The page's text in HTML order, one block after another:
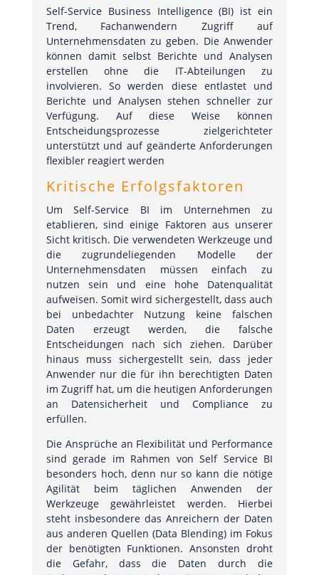
Self-Service Business Intelligence (BI) ist ein
Trend, Fachanwendern Zugriff auf
Unternehmensdaten zu geben. Die Anwender
können damit selbst Berichte und Analysen
erstellen ohne die IT-Abteilungen zu
involvieren. So werden diese entlastet und
Berichte und Analysen stehen schneller zur
Verfügung. Auf diese Weise können
Entscheidungsprozesse zielgerichteter
unterstützt und auf geänderte Anforderungen
flexibler reagiert werden
Kritische Erfolgsfaktoren
Um Self-Service BI im Unternehmen zu
etablieren, sind einige Faktoren aus unserer
Sicht kritisch. Die verwendeten Werkzeuge und
die zugrundeliegenden Modelle der
Unternehmensdaten müssen einfach zu
nutzen sein und eine hohe Datenqualität
aufweisen. Somit wird sichergestellt, dass auch
bei unbedachter Nutzung keine falschen
Daten erzeugt werden, die falsche
Entscheidungen nach sich ziehen. Darüber
hinaus muss sichergestellt sein, dass jeder
Anwender nur die für ihn berechtigten Daten
im Zugriff hat, um die heutigen Anforderungen
an Datensicherheit und Compliance zu
erfüllen.
Die Ansprüche an Flexibilität und Performance
sind gerade im Rahmen von Self Service BI
besonders hoch, denn nur so kann die nötige
Agilität beim täglichen Anwenden der
Werkzeuge gewährleistet werden. Hierbei
steht insbesondere das Anreichern der Daten
aus anderen Quellen (Data Blending) im Fokus
der benötigten Funktionen. Ansonsten droht
die Gefahr, dass die Daten durch die